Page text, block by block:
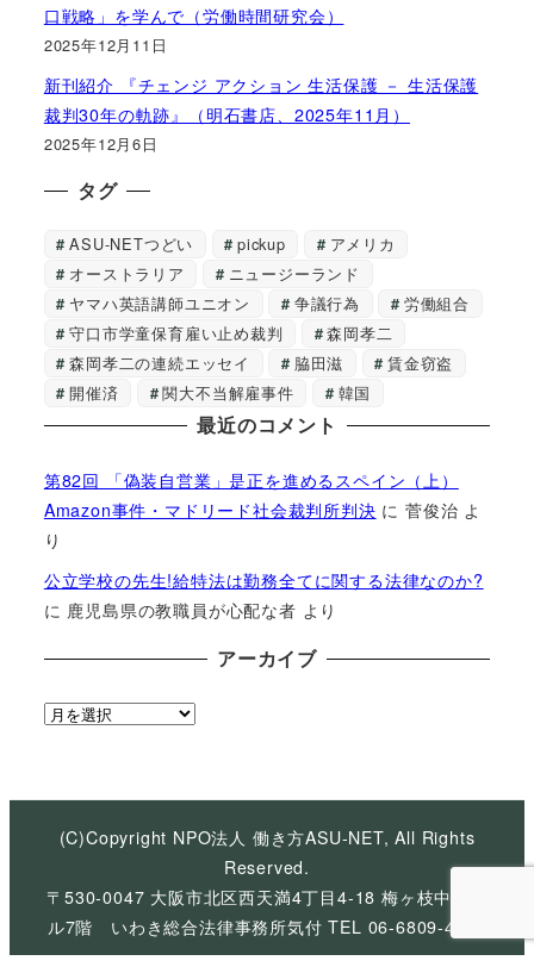
口戦略」を学んで（労働時間研究会）
2025年12月11日
新刊紹介 『チェンジ アクション 生活保護 － 生活保護
裁判30年の軌跡』（明石書店、2025年11月）
2025年12月6日
タグ
ASU-NETつどい pickup
アメリカ
オーストラリア
ニュージーランド
ヤマハ英語講師ユニオン
争議行為
労働組合
守口市学童保育雇い止め裁判
森岡孝二
森岡孝二の連続エッセイ
脇田滋
賃金窃盗
開催済
関大不当解雇事件 韓国
最近のコメント
第82回 「偽装自営業」是正を進めるスペイン（上）
Amazon事件・マドリード社会裁判所判決 に菅俊治 よ
り
公立学校の先生!給特法は勤務全てに関する法律なのか?
に 鹿児島県の教職員が心配な者 より
アーカイブ
ア
イ
(C)Copyright NPO法人 働き方ASU-NET, All Rights
Reserved.
〒530-0047 大阪市北区西天満4丁目4-18 梅ヶ枝中央ビ
ル7階 いわき総合法律事務所気付 TEL 06-6809-4926